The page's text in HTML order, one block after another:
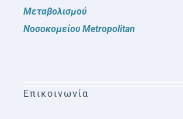
Μεταβολισμού
Νοσοκομείου Metropolitan
Επικοινωνία